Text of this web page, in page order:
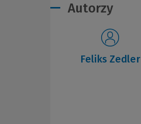
Autorzy
Feliks Zedler